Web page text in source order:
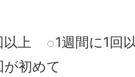
以上
1週間に1回
が初めて